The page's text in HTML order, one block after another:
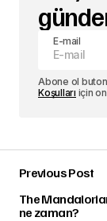
E-mail
Abone ol
Koşulları için
Previous Post
The
ne zaman?